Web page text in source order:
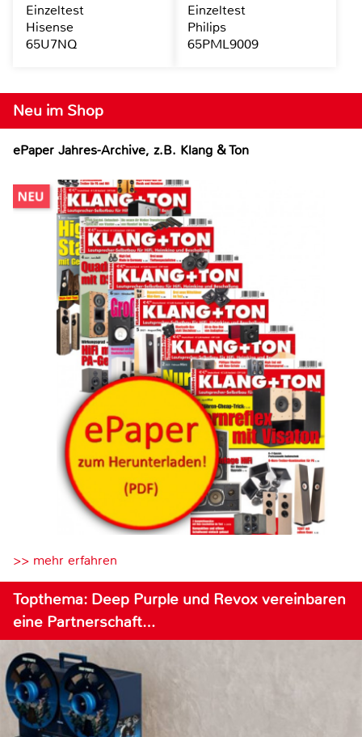
Neu im Shop
ePaper Jahres-Archive, z.B. Klang & Ton
>> mehr erfahren
Topthema: Deep Purple und Revox vereinbaren
eine Partnerschaft…
Einzeltest
Hisense
65U7NQ
Einzeltest
Philips
65PML9009